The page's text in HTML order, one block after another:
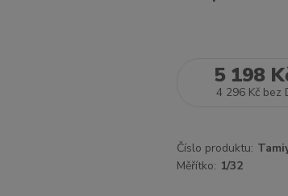
5 198
4 296 Kč bez
Číslo produktu:
Měřítko: 1/32